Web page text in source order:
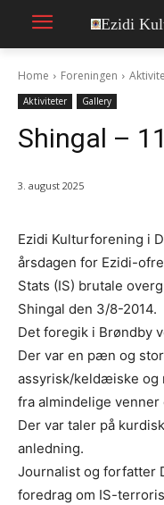
Ezidi
Home Foreningen
Aktiviteter Gallery
Shingal –
3. august 2025
Ezidi Kulturforening i
årsdagen for Ezidi-
Stats (IS) brutale
Shingal den 3/8-2014.
Det foregik i Brøndby
Der var en pæn og
assyrisk/keldæiske og
fra almindelige venner
Der var taler på
anledning.
Journalist og forfatter
foredrag om IS-